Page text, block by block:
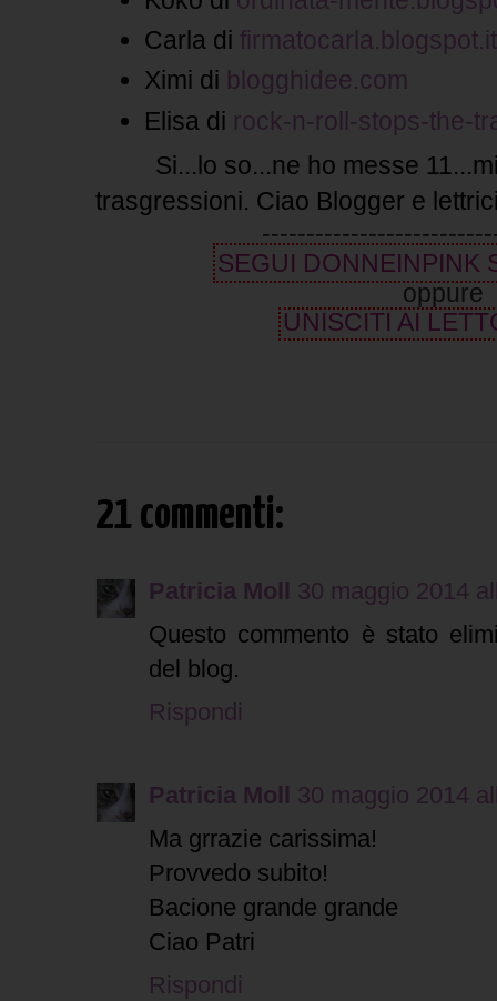
Carla di firmatocarla.blogspot.it
Ximi di blogghidee.com
Elisa di rock-n-roll-stops-the-
Si...lo so...ne ho messe 11...mi
trasgressioni. Ciao Blogger e
SEGUI DONNEINPINK
oppure
UNISCITI AI
21 commenti:
Patricia Moll
30 maggio 2014
Questo commento è stato
del blog.
Rispondi
Patricia Moll
30 maggio 2014
Ma grrazie carissima!
Provvedo subito!
Bacione grande grande
Ciao Patri
Rispondi